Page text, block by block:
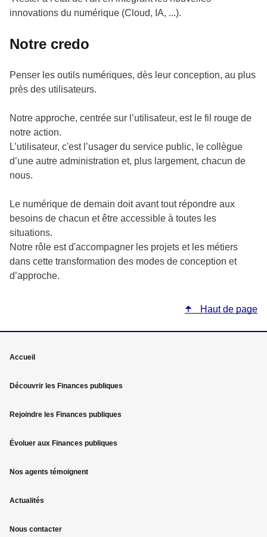
innovations du numérique (Cloud, IA, ...).
Notre credo
Penser les outils numériques, dès leur conception, au plus
près des utilisateurs.
Notre approche, centrée sur l’utilisateur, est le fil rouge de
notre action.
L’utilisateur, c'est l’usager du service public, le collègue
d’une autre administration et, plus largement, chacun de
nous.
Le numérique de demain doit avant tout répondre aux
besoins de chacun et être accessible à toutes les
situations.
Notre rôle est d'accompagner les projets et les métiers
dans cette transformation des modes de conception et
d’approche.
Haut de page
Mega
menu
de
page
Accueil
Découvrir les Finances publiques
Rejoindre les Finances publiques
Évoluer aux Finances publiques
Nos agents témoignent
Actualités
Nous contacter